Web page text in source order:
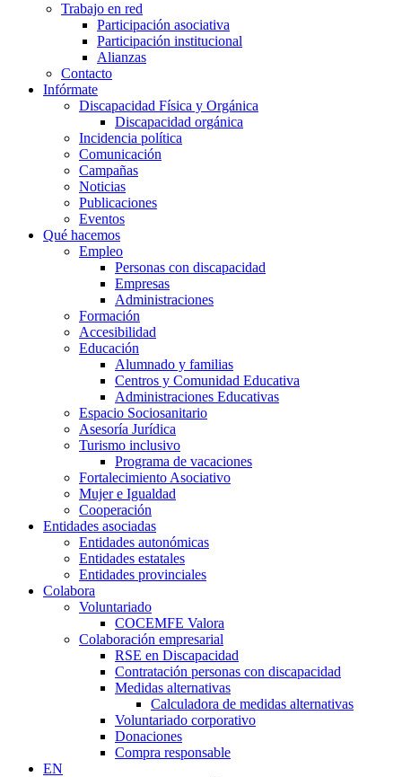
Trabajo en red
Participación asociativa
Participación institucional
Alianzas
Contacto
Infórmate
Discapacidad Física y Orgánica
Discapacidad orgánica
Incidencia política
Comunicación
Campañas
Noticias
Publicaciones
Eventos
Qué hacemos
Empleo
Personas con discapacidad
Empresas
Administraciones
Formación
Accesibilidad
Educación
Alumnado y familias
Centros y Comunidad Educativa
Administraciones Educativas
Espacio Sociosanitario
Asesoría Jurídica
Turismo inclusivo
Programa de vacaciones
Fortalecimiento Asociativo
Mujer e Igualdad
Cooperación
Entidades asociadas
Entidades autonómicas
Entidades estatales
Entidades provinciales
Colabora
Voluntariado
COCEMFE Valora
Colaboración empresarial
RSE en Discapacidad
Contratación personas con discapacidad
Medidas alternativas
Calculadora de medidas alternativas
Voluntariado corporativo
Donaciones
Compra responsable
EN